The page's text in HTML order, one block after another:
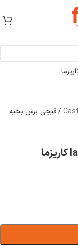
/قیچی برش بخیه